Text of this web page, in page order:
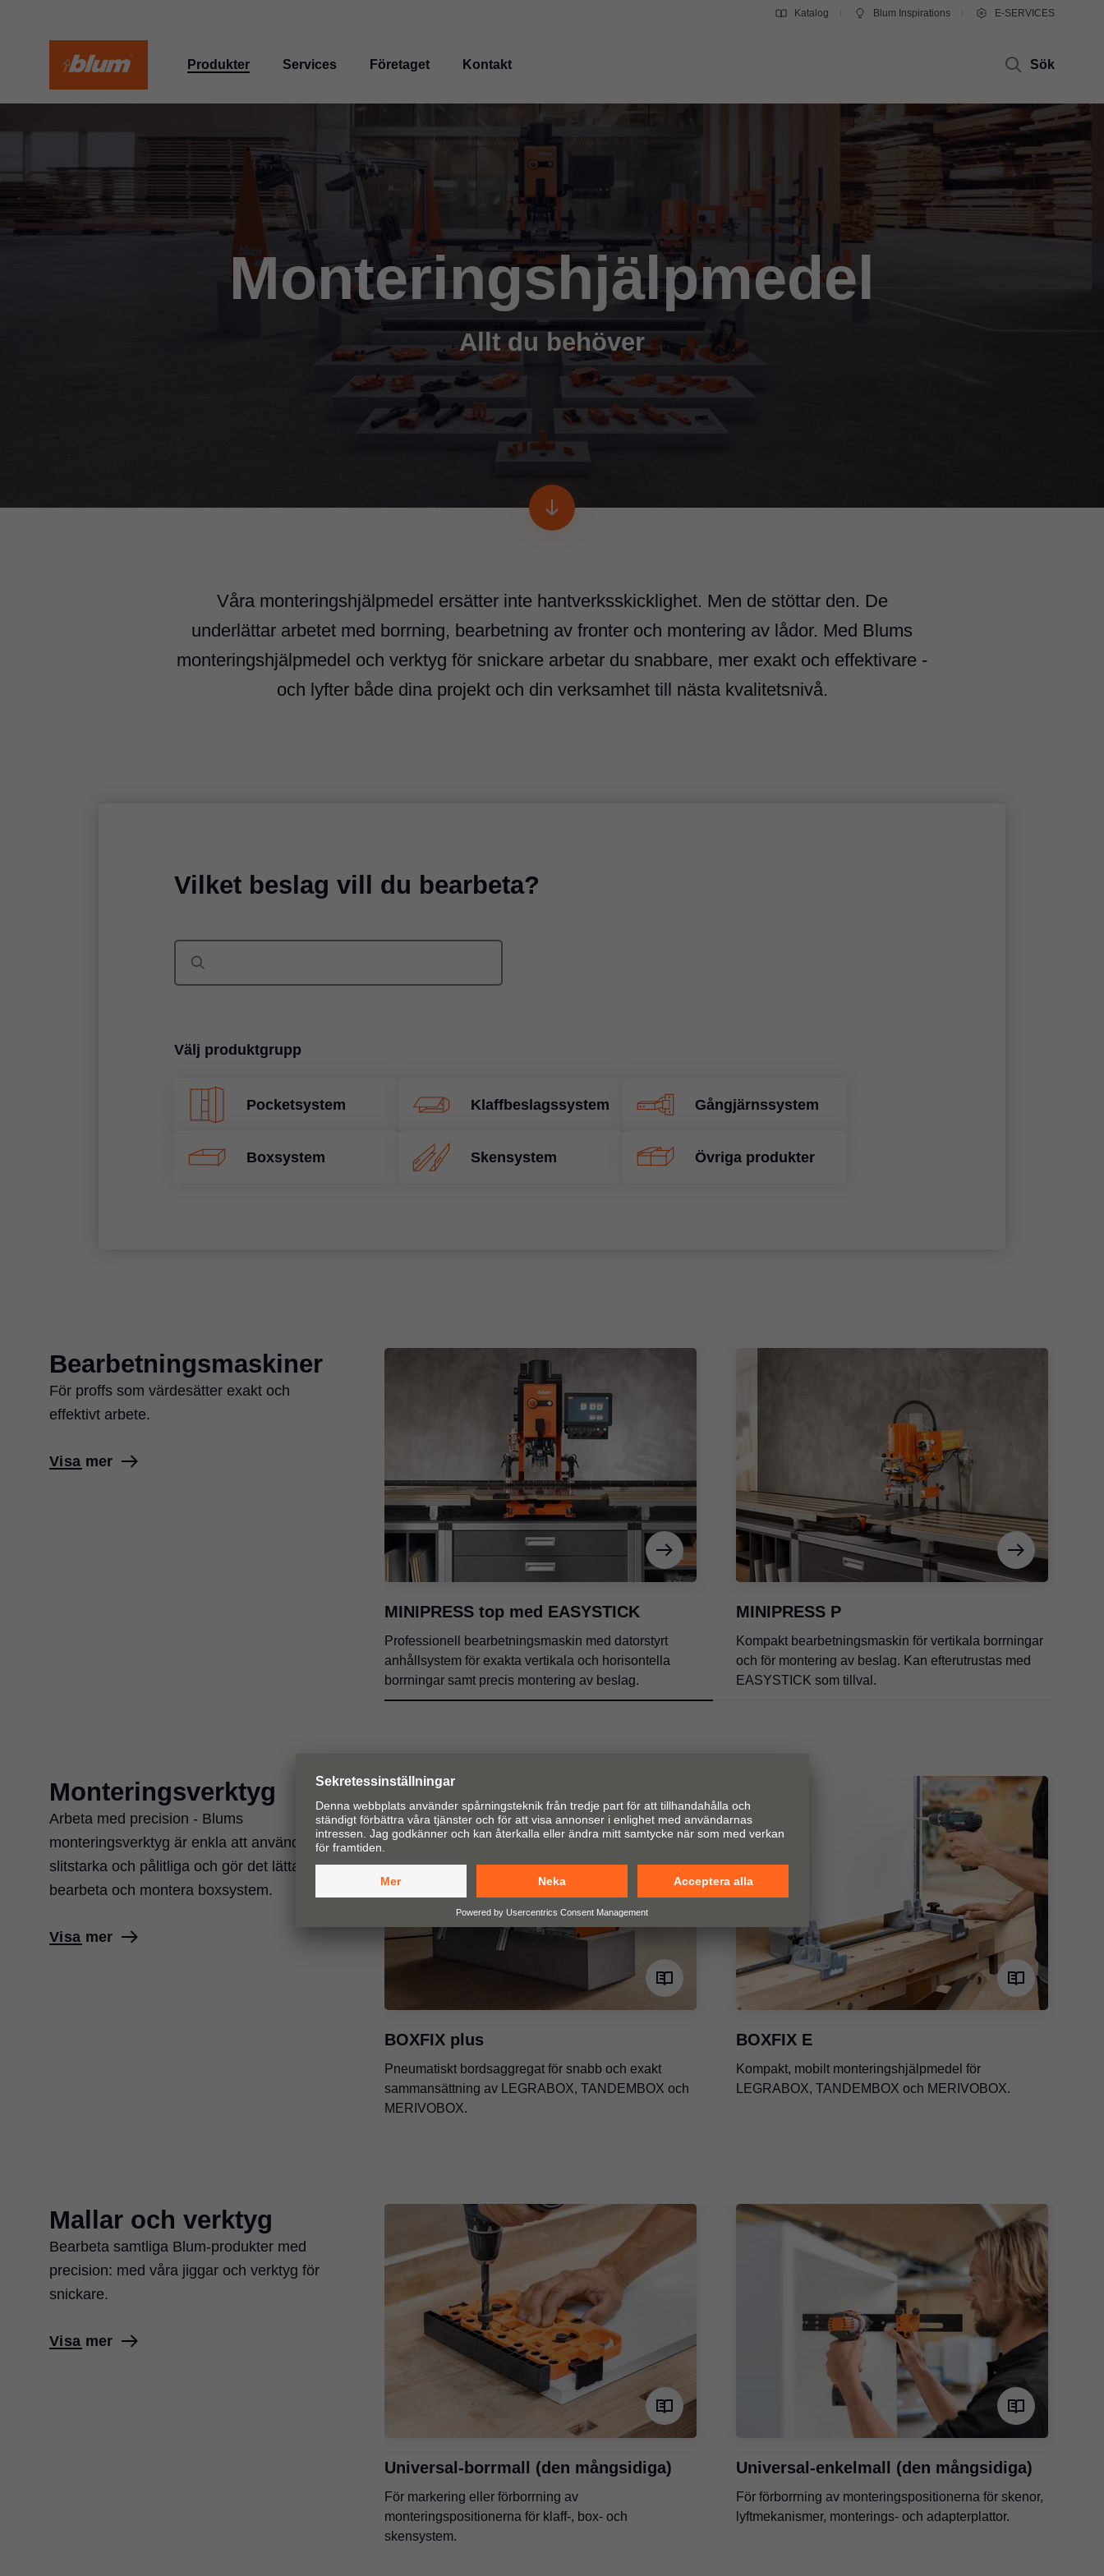
Katalog Blum Inspirations E-SERVICES
Produkter Services Företaget Kontakt Sök
Monteringshjälpmedel
Allt du behöver
Våra monteringshjälpmedel ersätter inte hantverksskicklighet. Men de stöttar den. De
underlättar arbetet med borrning, bearbetning av fronter och montering av lådor. Med Blums
monteringshjälpmedel och verktyg för snickare arbetar du snabbare, mer exakt och effektivare -
och lyfter både dina projekt och din verksamhet till nästa kvalitetsnivå.
Vilket beslag vill du bearbeta?
Välj produktgrupp
Pocketsystem Klaffbeslagssystem Gångjärnssystem
Boxsystem Skensystem Övriga produkter
Bearbetningsmaskiner
För proffs som värdesätter exakt och
effektivt arbete.
Visa mer
MINIPRESS top med EASYSTICK
Professionell bearbetningsmaskin med datorstyrt
anhållsystem för exakta vertikala och horisontella
borrningar samt precis montering av beslag.
MINIPRESS P
Kompakt bearbetningsmaskin för vertikala borrningar
och för montering av beslag. Kan efterutrustas med
EASYSTICK som tillval.
Monteringsverktyg
Arbeta med precision - Blums
monteringsverktyg är enkla att använda,
slitstarka och pålitliga och gör det lättare att
bearbeta och montera boxsystem.
Visa mer
BOXFIX plus
Pneumatiskt bordsaggregat för snabb och exakt
sammansättning av LEGRABOX, TANDEMBOX och
MERIVOBOX.
BOXFIX E
Kompakt, mobilt monteringshjälpmedel för
LEGRABOX, TANDEMBOX och MERIVOBOX.
Mallar och verktyg
Bearbeta samtliga Blum-produkter med
precision: med våra jiggar och verktyg för
snickare.
Visa mer
Universal-borrmall (den mångsidiga)
För markering eller förborrning av
monteringspositionerna för klaff-, box- och
skensystem.
Universal-enkelmall (den mångsidiga)
För förborrning av monteringspositionerna för skenor,
lyftmekanismer, monterings- och adapterplattor.